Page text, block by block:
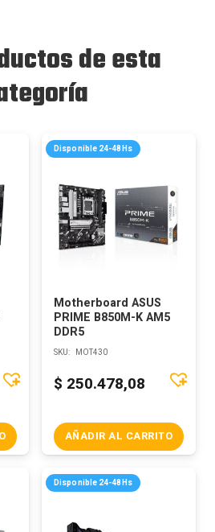
de esta
Disponible 24-48Hs
Motherboard ASUS
PRIME B850M-K AM5
DDR5
SKU: MOT430
$ 250.478,08
AÑADIR AL CARRITO
Disponible 24-48Hs